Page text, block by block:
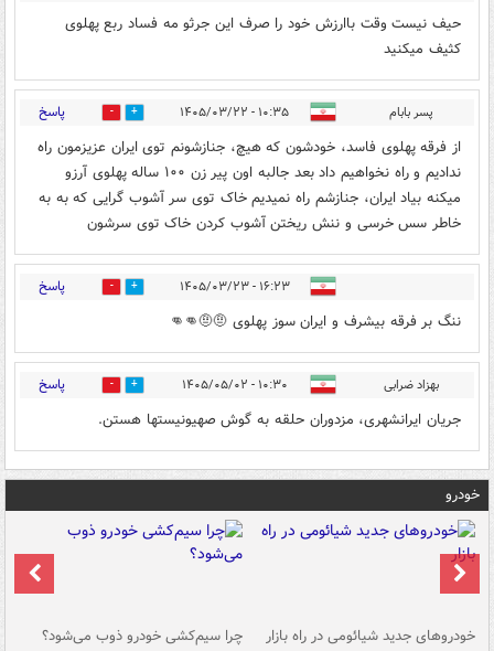
حیف نیست وقت باارزش خود را صرف این جرثو مه فساد ربع پهلوی
کثیف میکنید
پسر بابام ۱۰:۳۵ - ۱۴۰۵/۰۳/۲۲ 0 پاسخ
از فرقه پهلوی فاسد، خودشون که هیچ، جنازشونم توی ایران عزیزمون راه
ندادیم و راه نخواهیم داد بعد جالبه اون پیر زن ۱۰۰ ساله پهلوی آرزو
میکنه بیاد ایران، جنازشم راه نمیدیم خاک توی سر آشوب گرایی که به به
خاطر سس خرسی و ننش ریختن آشوب کردن خاک توی سرشون
۱۶:۲۳ - ۱۴۰۵/۰۳/۲۳ 3 پاسخ
ننگ بر فرقه بیشرف و ایران سوز پهلوی 🤨🤨👊👊
بهزاد ضرابی ۱۰:۳۰ - ۱۴۰۵/۰۵/۰۲ 0 پاسخ
جریان ایرانشهری، مزدوران حلقه به گوش صهیونیستها هستن.
خودرو
خودروهای جدید شیائومی در راه بازار چرا سیم‌کشی خودرو ذوب می‌شود؟